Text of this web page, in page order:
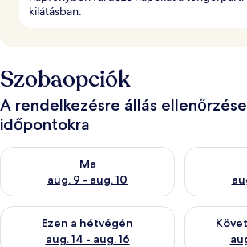
kilátásban.
Szobaopciók
A rendelkezésre állás
időpontokra
Ma
aug. 9 - aug. 10
A ma esti rendelkezésre állás ellenőrzése:
A holnapi
Ezen a hétvégén
aug. 14 - aug. 16
A mostani hétvégi rendelkezésre állás
A